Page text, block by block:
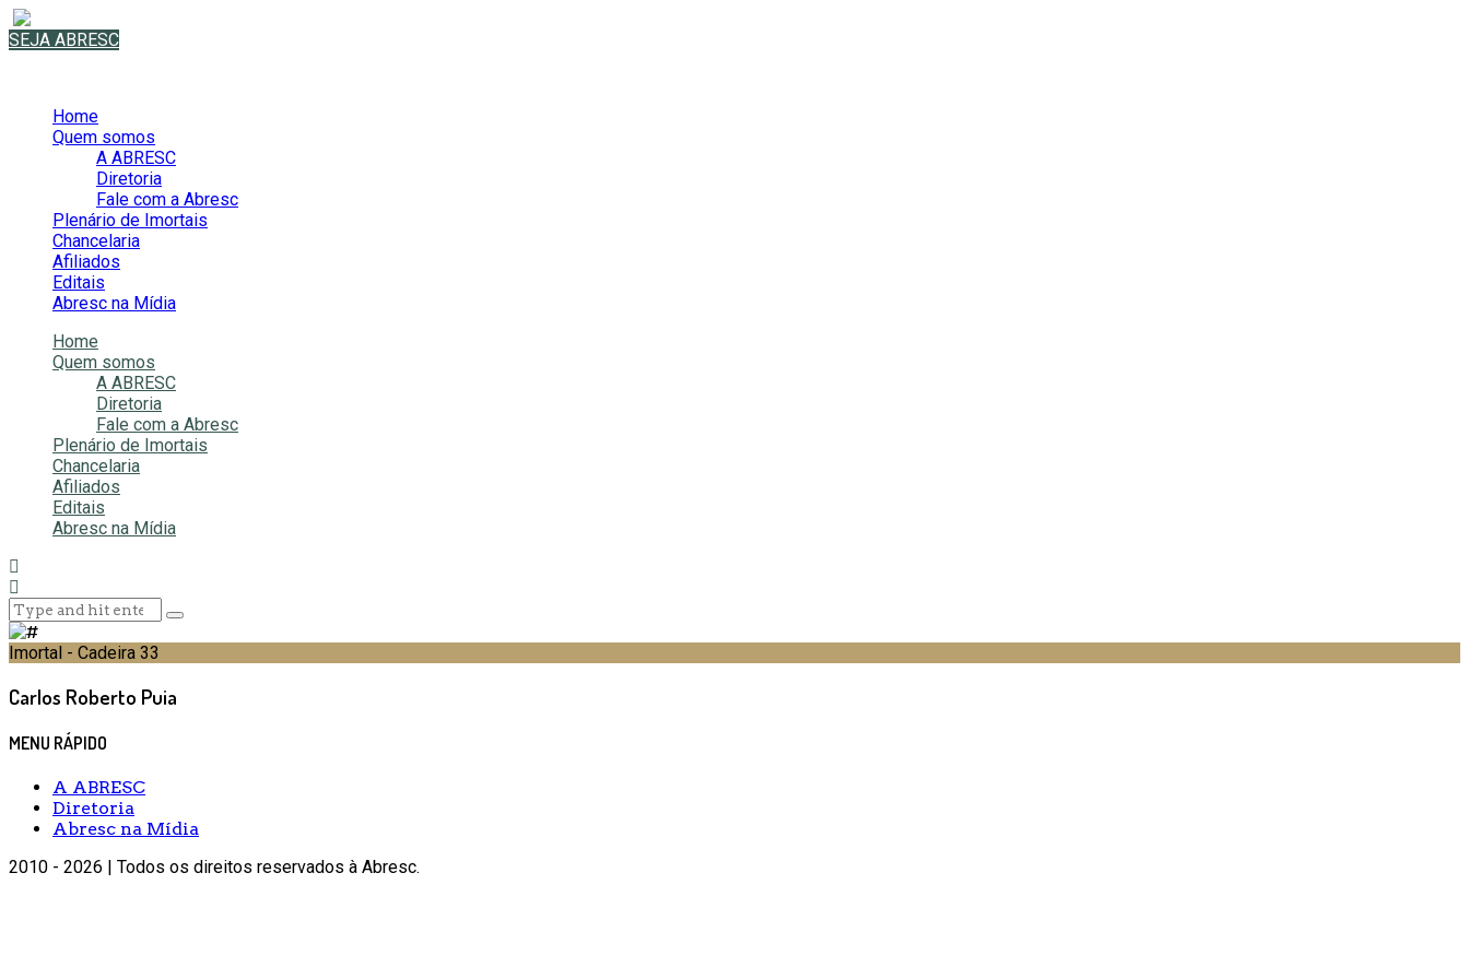
SEJA ABRESC
Home
Quem somos
A ABRESC
Diretoria
Fale com a Abresc
Plenário de Imortais
Chancelaria
Afiliados
Editais
Abresc na Mídia
Home
Quem somos
A ABRESC
Diretoria
Fale com a Abresc
Plenário de Imortais
Chancelaria
Afiliados
Editais
Abresc na Mídia
Imortal - Cadeira 33
Carlos Roberto Puia
MENU RÁPIDO
A ABRESC
Diretoria
Abresc na Mídia
2010 - 2026 | Todos os direitos reservados à Abresc.